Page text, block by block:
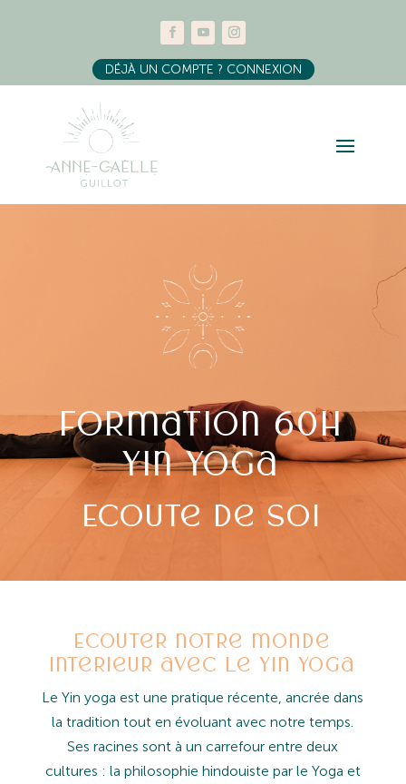
DÉJÀ UN COMPTE ? CONNEXION
Formation 60h
Yin Yoga
Ecoute de soi
Ecouter notre monde
intérieur avec le Yin Yoga
Le Yin yoga est une pratique récente, ancrée dans
la tradition tout en évoluant avec notre temps.
Ses racines sont à un carrefour entre deux
cultures : la philosophie hindouiste par le Yoga et